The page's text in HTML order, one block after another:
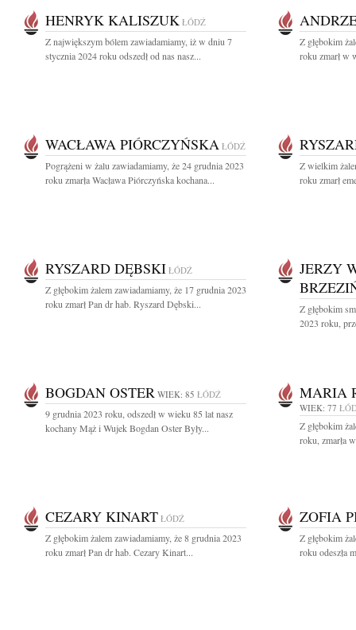
HENRYK KALISZUK ŁÓDŹ
Z największym bólem zawiadamiamy, iż w dniu 7
stycznia 2024 roku odszedł od nas nasz...
Z głębokim
roku zmarł w
WACŁAWA PIÓRCZYŃSKA ŁÓDŹ
Pogrążeni w żalu zawiadamiamy, że 24 grudnia 2023
roku zmarła Wacława Piórczyńska kochana...
Z wielkim
roku zmarł
RYSZARD DĘBSKI ŁÓDŹ
Z głębokim żalem zawiadamiamy, że 17 grudnia 2023
roku zmarł Pan dr hab. Ryszard Dębski...
JERZY
Z głębokim
2023 roku,
BOGDAN OSTER WIEK: 85 ŁÓDŹ
9 grudnia 2023 roku, odszedł w wieku 85 lat nasz
kochany Mąż i Wujek Bogdan Oster Były...
MARIA
WIEK: 77
Z głębokim
roku, zmarła
CEZARY KINART ŁÓDŹ
Z głębokim żalem zawiadamiamy, że 8 grudnia 2023
roku zmarł Pan dr hab. Cezary Kinart...
ZOFIA
Z głębokim
roku odeszła